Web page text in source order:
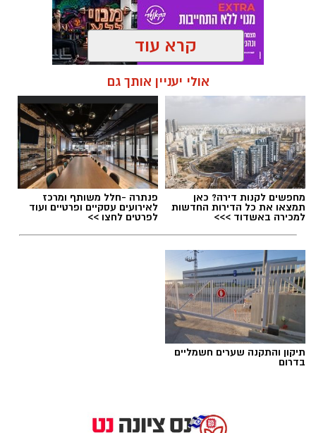
טקסט פוליטי, שירים פוליטיים
חברתית
שירים שהפכו את הפוליטיקה הישראלית לפזמון
קרא עוד
אולי יעניין אותך גם
מחפשים לקנות דירה? כאן
תמצאו את כל הדירות החדשות
למכירה באשדוד >>>
פנתרה -חלל משותף ומרכז
לאירועים עסקיים ופרטיים ועוד
לפרטים לחצו >>
תיקון והתקנה שערים חשמליים
בדרום